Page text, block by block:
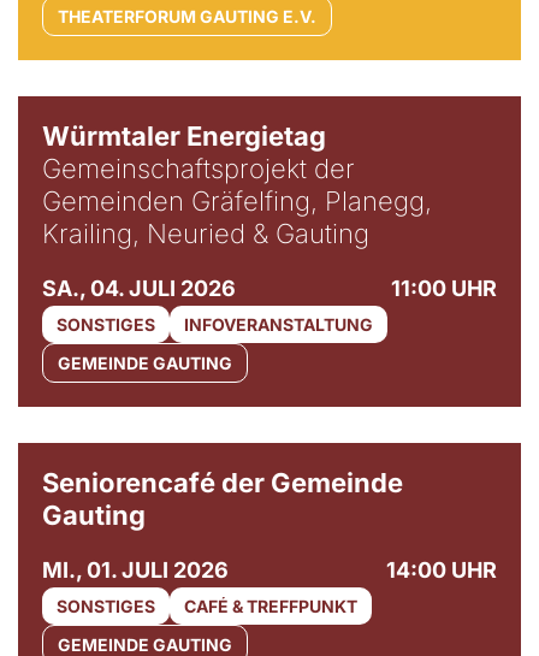
THEATERFORUM GAUTING E.V.
Würmtaler Energietag
Gemeinschaftsprojekt der
Gemeinden Gräfelfing, Planegg,
Krailing, Neuried & Gauting
SA., 04. JULI 2026 11:00 UHR
SONSTIGES
INFOVERANSTALTUNG
GEMEINDE GAUTING
Seniorencafé der Gemeinde
Gauting
MI., 01. JULI 2026 14:00 UHR
SONSTIGES
CAFÉ & TREFFPUNKT
GEMEINDE GAUTING